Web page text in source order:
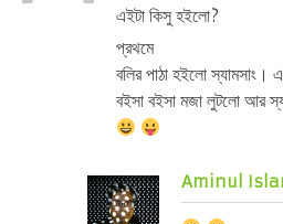
এইটা কিসু হইলো?
প্রথমে
বলির পাঠা হইলো স্যামসাং।
বইসা বইসা মজা লুটলো আর
Aminul